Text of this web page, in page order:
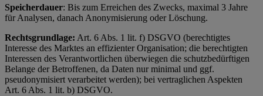
Speicherdauer: Bis zum Erreichen des Zwecks, maximal 3 Jahre
für Analysen, danach Anonymisierung oder Löschung.
Rechtsgrundlage: Art. 6 Abs. 1 lit. f) DSGVO (berechtigtes
Interesse des Marktes an effizienter Organisation; die berechtigten
Interessen des Verantwortlichen überwiegen die schutzbedürftigen
Belange der Betroffenen, da Daten nur minimal und ggf.
pseudonymisiert verarbeitet werden); bei vertraglichen Aspekten
Art. 6 Abs. 1 lit. b) DSGVO.